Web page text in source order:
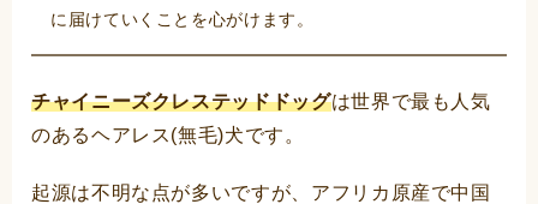
に届けていくことを心がけます。
チャイニーズクレステッドドッグは世界で最も人気
のあるヘアレス(無毛)犬です。
起源は不明な点が多いですが、アフリカ原産で中国